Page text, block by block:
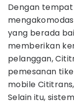
Dengan
yang berada
memberikan
pelanggan,
pemesanan
mobile
Selain itu,